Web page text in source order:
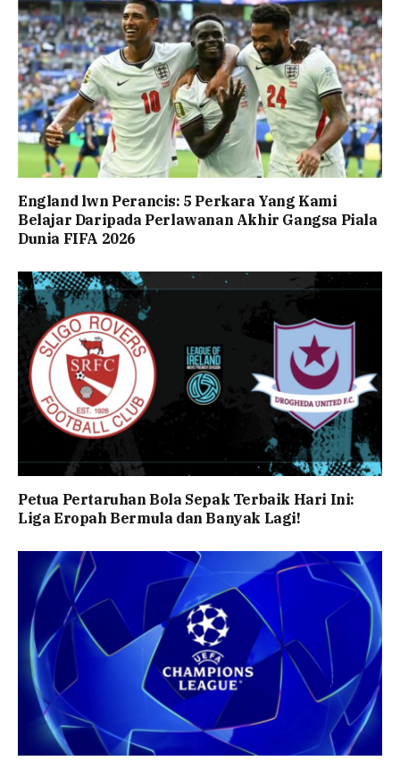
England lwn Perancis: 5 Perkara Yang Kami
Belajar Daripada Perlawanan Akhir Gangsa Piala
Dunia FIFA 2026
Petua Pertaruhan Bola Sepak Terbaik Hari Ini:
Liga Eropah Bermula dan Banyak Lagi!